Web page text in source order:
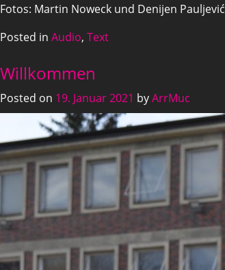
Fotos: Martin Noweck und Denijen Pauljević
Posted in Audio, Text
Willkommen
Posted on 19. Januar 2021 byArrMuc